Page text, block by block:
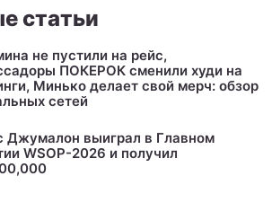
статьи
не пустили на рейс,
ПОКЕРОК сменили худи на
Минько делает свой мерч: обзор
сетей
Джумалон выиграл в Главном
WSOP-2026 и получил